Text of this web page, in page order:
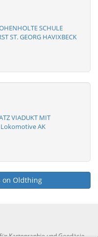
SCHULE
ST. GEORG HAVIXBECK
VIADUKT MIT
Lokomotive AK
on Oldthing